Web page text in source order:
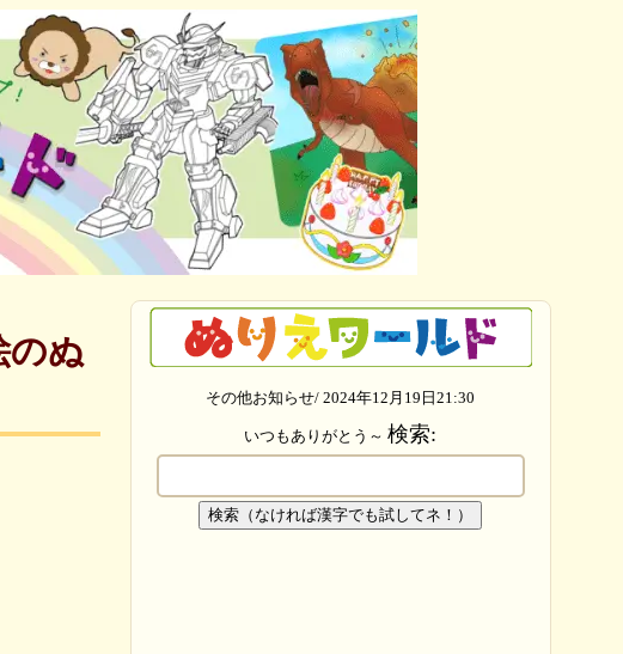
のぬ
その他お知らせ/ 2024年12月19日21:30
いつもありがとう～検索:
検索（なければ漢字でも試してネ！）